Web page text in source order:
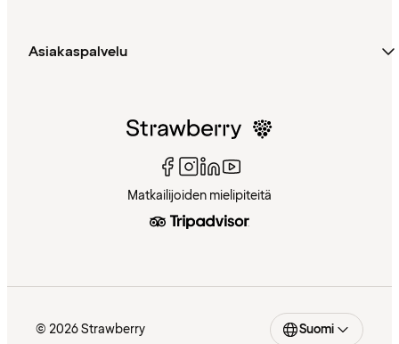
Asiakaspalvelu
Matkailijoiden mielipiteitä
© 2026 Strawberry Suomi